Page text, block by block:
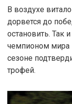
В воздухе
дорвется до
остановить. Так
чемпионом
сезоне
трофей.